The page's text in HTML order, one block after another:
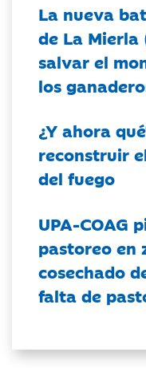
La nueva
de La
salvar el
los
¿Y ahora
reconstruir
del fuego
UPA-COAG
pastoreo en
cosechado
falta de